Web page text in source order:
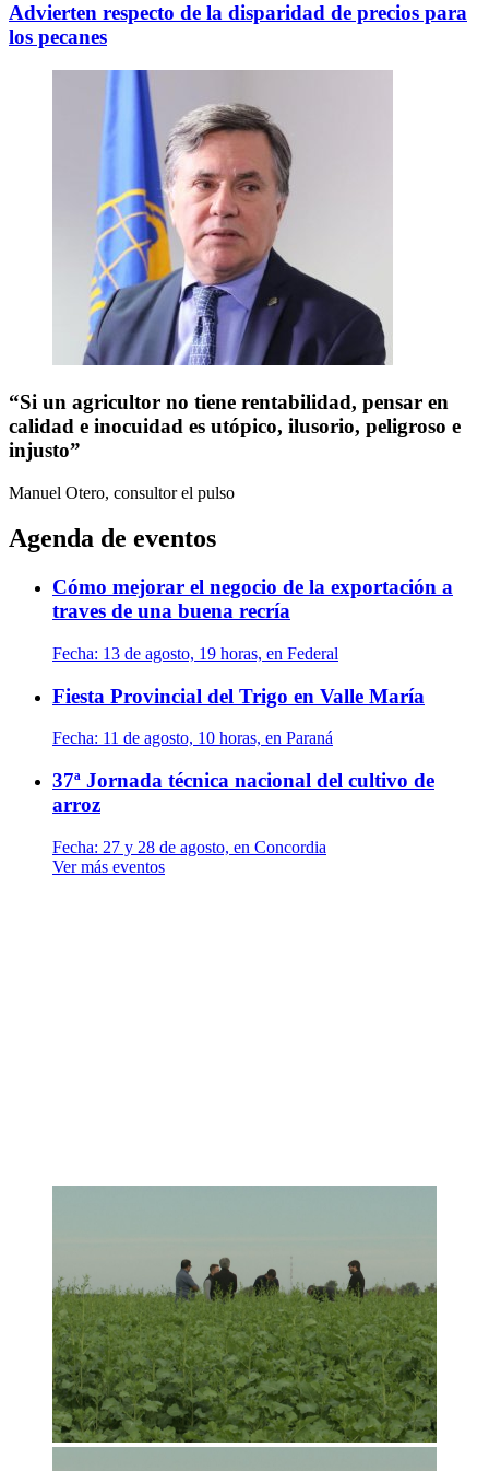
Advierten respecto de la disparidad de precios para
los pecanes
“Si un agricultor no tiene rentabilidad, pensar en
calidad e inocuidad es utópico, ilusorio, peligroso e
injusto”
Manuel Otero, consultor el pulso
Agenda de eventos
Cómo mejorar el negocio de la exportación a
traves de una buena recría
Fecha: 13 de agosto, 19 horas, en Federal
Fiesta Provincial del Trigo en Valle María
Fecha: 11 de agosto, 10 horas, en Paraná
37ª Jornada técnica nacional del cultivo de
arroz
Fecha: 27 y 28 de agosto, en Concordia
Ver más eventos